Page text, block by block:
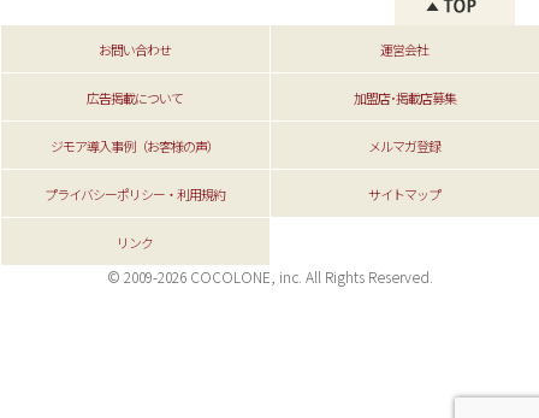
お問い合わせ 運営会社
広告掲載について 加盟店･掲載店募集
ジモア導入事例（お客様の声） メルマガ登録
プライバシーポリシー・利用規約 サイトマップ
リンク
© 2009-2026 COCOLONE, inc. All Rights Reserved.